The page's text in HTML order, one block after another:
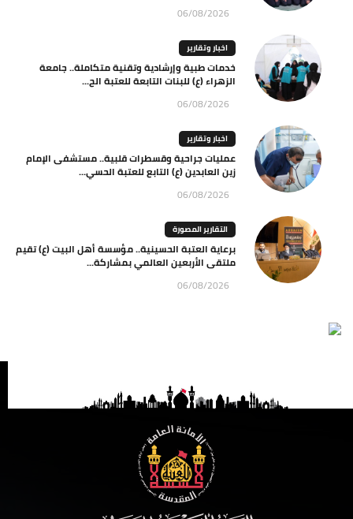
06/08/2026
اخبار وتقارير
خدمات طبية وإرشادية وتقنية متكاملة.. جامعة
الزهراء (ع) للبنات التابعة للعتبة الح...
06/08/2026
اخبار وتقارير
عمليات جراحية وقسطرات قلبية.. مستشفى الإمام
زين العابدين (ع) التابع للعتبة الحسي...
06/08/2026
التقارير المصورة
برعاية العتبة الحسينية.. مؤسسة أهل البيت (ع) تقيم
ملتقى الأربعين العالمي بمشاركة...
06/08/2026